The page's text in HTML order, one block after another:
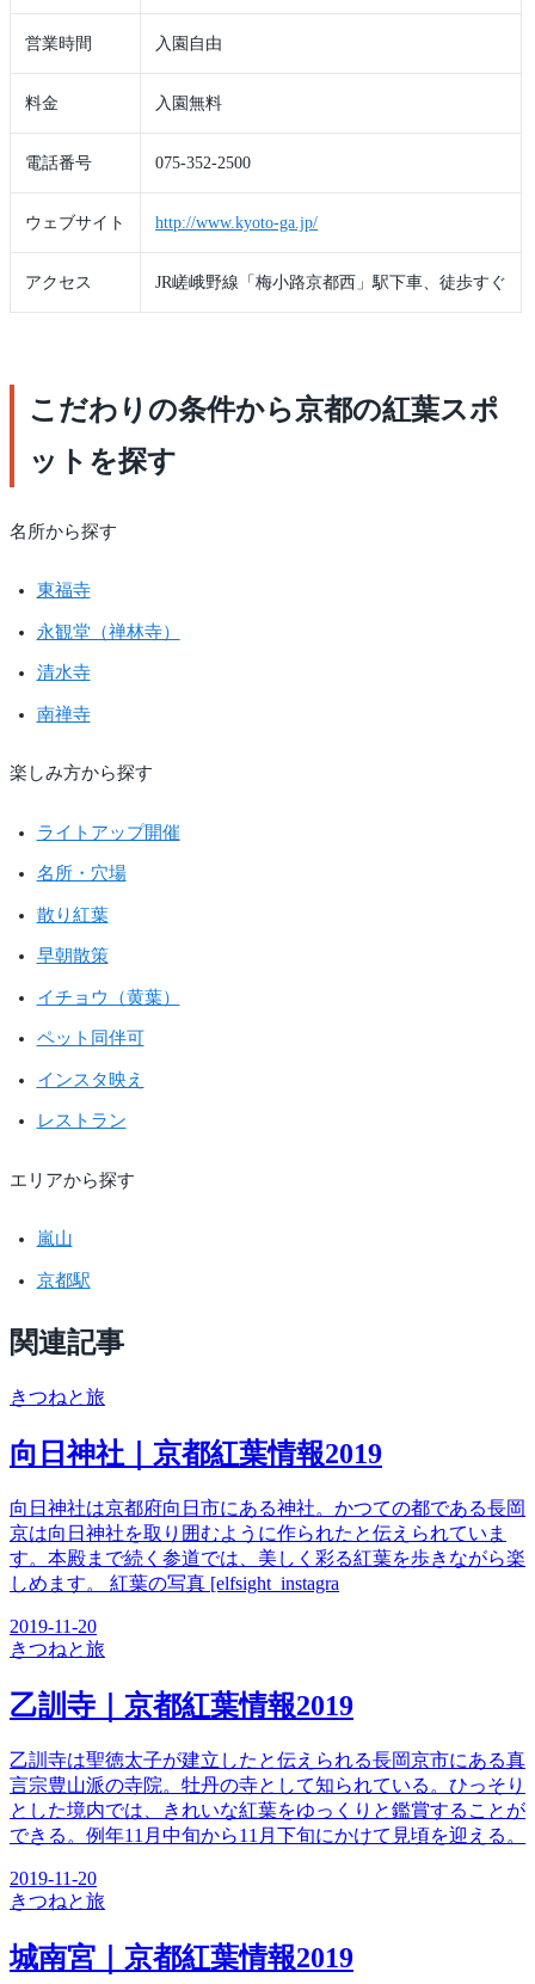
営業時間 入園自由
料金 入園無料
電話番号 075-352-2500
ウェブサイト http://www.kyoto-ga.jp/
アクセス JR嵯峨野線「梅小路京都西」駅下車、徒歩すぐ
こだわりの条件から京都の紅葉スポ
ットを探す
名所から探す
東福寺
永観堂（禅林寺）
清水寺
南禅寺
楽しみ方から探す
ライトアップ開催
名所・穴場
散り紅葉
早朝散策
イチョウ（黄葉）
ペット同伴可
インスタ映え
レストラン
エリアから探す
嵐山
京都駅
関連記事
きつねと旅
向日神社｜京都紅葉情報2019
向日神社は京都府向日市にある神社。かつての都である長岡
京は向日神社を取り囲むように作られたと伝えられていま
す。本殿まで続く参道では、美しく彩る紅葉を歩きながら楽
しめます。 紅葉の写真 [elfsight_instagra
2019-11-20
きつねと旅
乙訓寺｜京都紅葉情報2019
乙訓寺は聖徳太子が建立したと伝えられる長岡京市にある真
言宗豊山派の寺院。牡丹の寺として知られている。ひっそり
とした境内では、きれいな紅葉をゆっくりと鑑賞することが
できる。例年11月中旬から11月下旬にかけて見頃を迎える。
2019-11-20
きつねと旅
城南宮｜京都紅葉情報2019